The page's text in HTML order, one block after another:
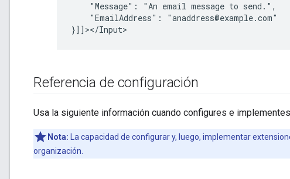
"Message":
"An email message to
"EmailAddress":
"anaddress@example.com"
Referencia de configuración
Usa la siguiente información cuando configures e
Nota: La capacidad de configurar y, luego, implementar
organización.